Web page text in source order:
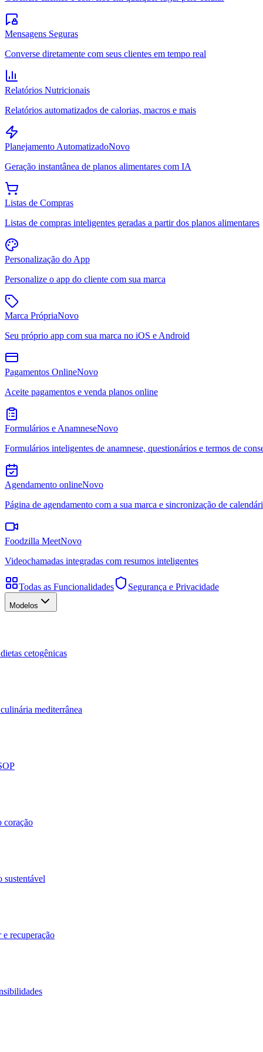
Mensagens Seguras
Converse diretamente com seus clientes em tempo real
Relatórios Nutricionais
Relatórios automatizados de calorias, macros e mais
Planejamento AutomatizadoNovo
Geração instantânea de planos alimentares com IA
Listas de Compras
Listas de compras inteligentes geradas a partir dos planos alimentares
Personalização do App
Personalize o app do cliente com sua marca
Marca PrópriaNovo
Seu próprio app com sua marca no iOS e Android
Pagamentos OnlineNovo
Aceite pagamentos e venda planos online
Formulários e AnamneseNovo
Formulários inteligentes de anamnese, questionários e termos de
Agendamento onlineNovo
Página de agendamento com a sua marca e sincronização de
Foodzilla MeetNovo
Videochamadas integradas com resumos inteligentes
Todas as Funcionalidades Segurança e Privacidade
Modelos
cetogênicas
mediterrânea
coração
sustentável
recuperação